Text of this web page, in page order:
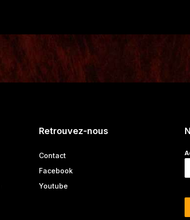
Retrouvez-nous
Contact
Facebook
Youtube